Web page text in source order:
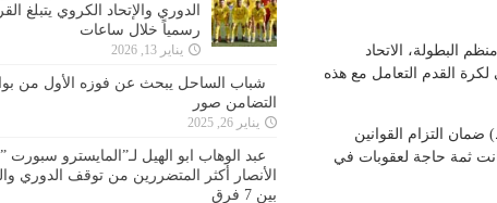
البطولة، الاتحاد
لكرة القدم التعامل مع هذه
ضمان التزام القوانين
ثمة حاجة لعقوبات في
الدوري والإتحاد الكروي يتبلغ
رسمياً خلال ساعات
يناير 13, 2026
شباب الساحل يبحث عن فوزه الأول من
التضامن صور
يناير 26, 2025
عبد الوهاب ابو الهيل لـ”المايسترو سبورت
الأنصار أكثر المتضررين من توقف الدوري
بين 7 فرق